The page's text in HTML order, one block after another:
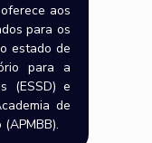
aos
para os
estado de
para a
(ESSD) e
de